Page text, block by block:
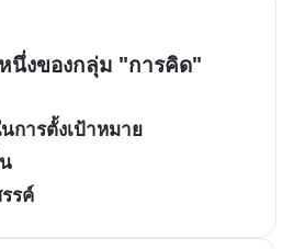
นึ่งของกลุ่ม "การคิด"
การตั้งเป้าหมาย
รค์